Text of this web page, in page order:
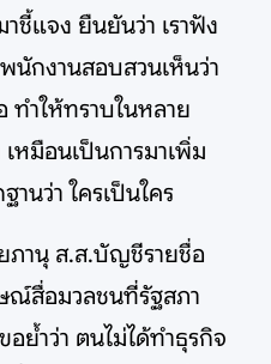
ชี้แจง ยืนยันว่า เราฟัง
นักงานสอบสวนเห็นว่า
ทำให้ทราบในหลาย
เหมือนเป็นการมาเพิ่ม
นว่า ใครเป็นใคร
านุ ส.ส.บัญชีรายชื่อ
ณ์สื่อมวลชนที่รัฐสภา
ย้ำว่า ตนไม่ได้ทำธุรกิจ